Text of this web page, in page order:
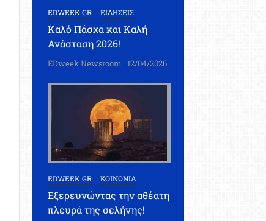
EDWEEK.GR ΕΙΔΗΣΕΙΣ
Καλό Πάσχα και Καλή
Ανάσταση 2026!
EDweek Newsroom 12/04/2026
EDWEEK.GR ΚΟΙΝΩΝΙΑ
Εξερευνώντας την αθέατη
πλευρά της σελήνης!